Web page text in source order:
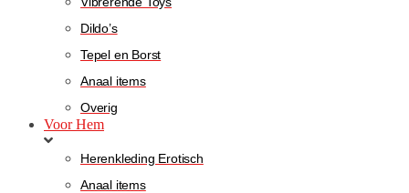
Dildo’s
Tepel en Borst
Anaal items
Overig
Voor Hem
Herenkleding Erotisch
Anaal items